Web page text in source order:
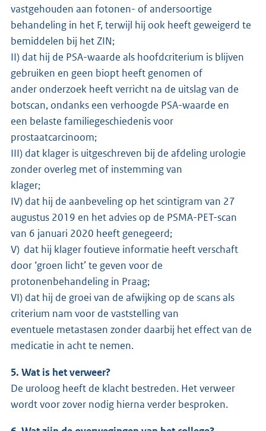
vastgehouden aan fotonen- of andersoortige
behandeling in het F, terwijl hij ook heeft geweigerd te
bemiddelen bij het ZIN;
II) dat hij de PSA-waarde als hoofdcriterium is blijven
gebruiken en geen biopt heeft genomen of
ander onderzoek heeft verricht na de uitslag van de
botscan, ondanks een verhoogde PSA-waarde en
een belaste familiegeschiedenis voor
prostaatcarcinoom;
III) dat klager is uitgeschreven bij de afdeling urologie
zonder overleg met of instemming van
klager;
IV) dat hij de aanbeveling op het scintigram van 27
augustus 2019 en het advies op de PSMA-PET-scan
van 6 januari 2020 heeft genegeerd;
V) dat hij klager foutieve informatie heeft verschaft
door ‘groen licht’ te geven voor de
protonenbehandeling in Praag;
VI) dat hij de groei van de afwijking op de scans als
criterium nam voor de vaststelling van
eventuele metastasen zonder daarbij het effect van de
medicatie in acht te nemen.
5. Wat is het verweer?
De uroloog heeft de klacht bestreden. Het verweer
wordt voor zover nodig hierna verder besproken.